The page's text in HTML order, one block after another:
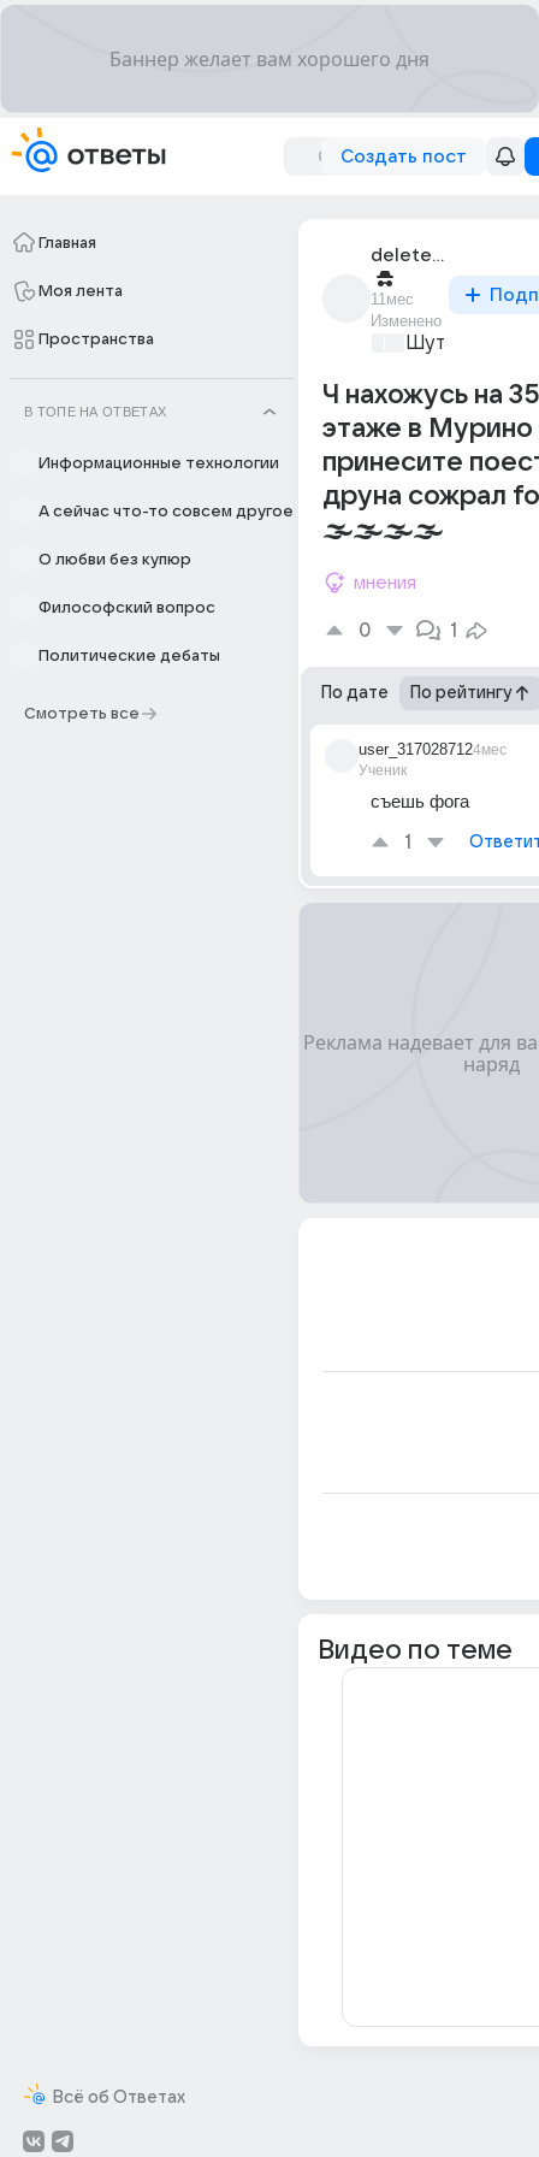
Создать пост
Главная
Моя лента
Пространства
В ТОПЕ НА ОТВЕТАХ
Информационные технологии
А сейчас что-то совсем другое
О любви без купюр
Философский вопрос
Политические дебаты
Смотреть все
Всё об Ответах
deleted_320041256_
11мес
Изменено
Шутки за 500
Ч нахожусь на
этаже в Мурино
принесите
друна
🌫️🌫️🌫️🌫️
мнения
0 1
По дате По рейтингу
user_317028712
Ученик
4мес
съешь фога
1
Видео по теме